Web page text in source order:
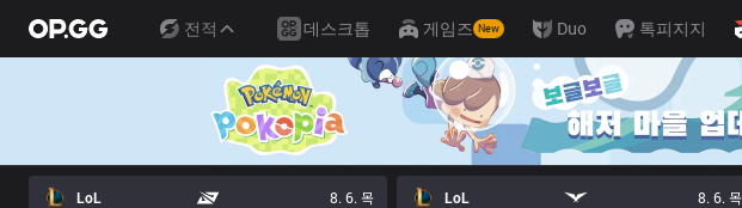
전적 데스크톱 게임즈 New Duo 톡피지지
LoL 8. 6. 목 LoL 8. 6. 목